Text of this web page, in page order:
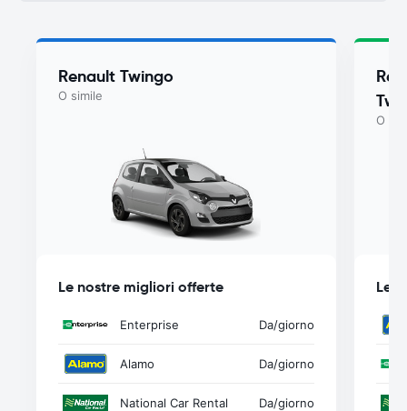
Renault Twingo
O simile
Le nostre migliori offerte
Enterprise Da/giorno
Alamo Da/giorno
National Car Rental Da/giorno
O
Le